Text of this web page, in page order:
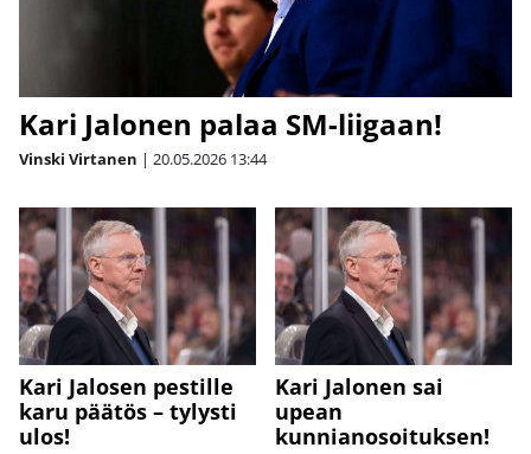
Kari Jalonen palaa SM-liigaan!
Vinski Virtanen | 20.05.2026 13:44
Kari Jalosen pestille
karu päätös – tylysti
ulos!
Kari Jalonen sai
upean
kunnianosoituksen!